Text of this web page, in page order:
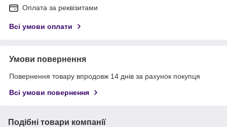
Оплата за реквізитами
Всі умови оплати
Умови повернення
Повернення товару впродовж 14 днів за рахунок покупця
Всі умови повернення
Подібні товари компанії